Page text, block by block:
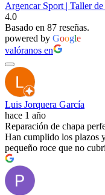
Argencar Sport | Taller
4.0
Basado en 87 reseñas.
powered by Google
valóranos en
Luis Jorquera García
hace 1 año
Reparación de chapa
Han cumplido los plazos
pequeño roce que no